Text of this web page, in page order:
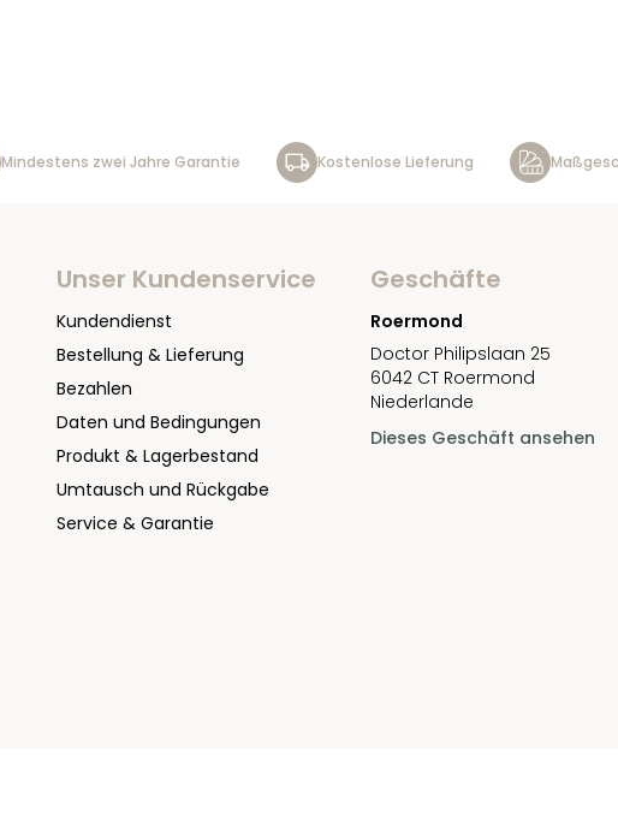
Mindestens zwei Jahre Garantie Kostenlose Lieferung
Unser Kundenservice
Kundendienst
Bestellung & Lieferung
Bezahlen
Daten und Bedingungen
Produkt & Lagerbestand
Umtausch und Rückgabe
Service & Garantie
Geschäfte
Roermond
Doctor Philipslaan 25
6042 CT Roermond
Niederlande
Dieses Geschäft ansehen